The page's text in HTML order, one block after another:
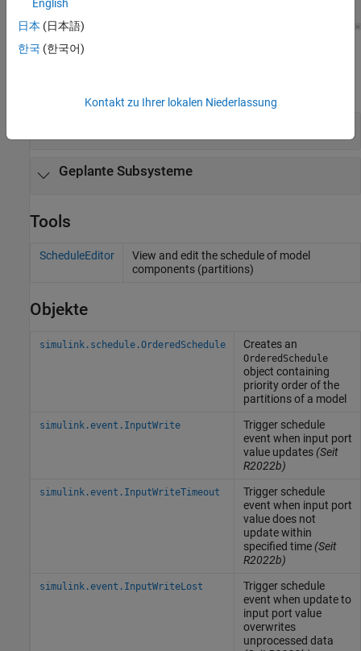
Blöcke
Geplante Subsysteme
Tools
ScheduleEditor
View and edit the schedule of model
components (partitions)
Objekte
simulink.schedule.OrderedSchedule Creates an
OrderedSchedule
object containing
priority order of the
partitions of a model
simulink.event.InputWrite
Trigger schedule
event when input port
value updates(Seit
R2022b)
simulink.event.InputWriteTimeout
Trigger schedule
event when input port
value does not
update within
specified time(Seit
R2022b)
simulink.event.InputWriteLost
Trigger schedule
event when update to
input port value
overwrites
unprocessed data
English
日本 (日本語)
한국 (한국어)
Kontakt zu Ihrer lokalen Niederlassung